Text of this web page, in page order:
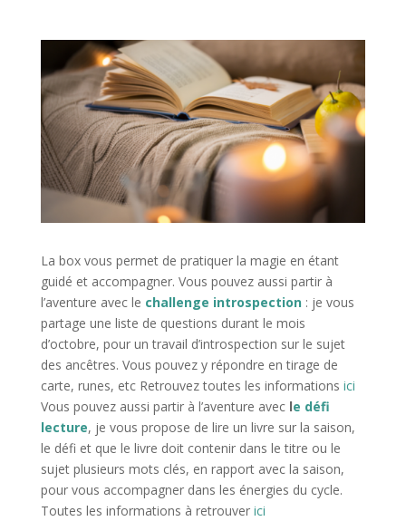
La box vous permet de pratiquer la magie en étant
guidé et accompagner. Vous pouvez aussi partir à
l’aventure avec le challenge introspection : je vous
partage une liste de questions durant le mois
d’octobre, pour un travail d’introspection sur le sujet
des ancêtres. Vous pouvez y répondre en tirage de
carte, runes, etc Retrouvez toutes les informations ici
Vous pouvez aussi partir à l’aventure avec le défi
lecture, je vous propose de lire un livre sur la saison,
le défi et que le livre doit contenir dans le titre ou le
sujet plusieurs mots clés, en rapport avec la saison,
pour vous accompagner dans les énergies du cycle.
Toutes les informations à retrouver ici